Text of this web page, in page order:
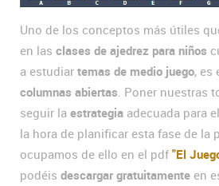
Uno de los conceptos más útiles
en las clases de ajedrez para niños
a estudiar temas de medio juego, es
columnas abiertas . Poner nuestras
seguir la estrategia adecuada para
la hora de planificar esta fase de la
ocupamos de ello en el pdf "El
podéis descargar gratuitamente en